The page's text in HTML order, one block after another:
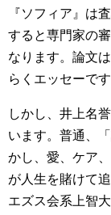
『ソフィア』は
すると専門家の
なります。論文
らくエッセーです
しかし、井上名
います。普通、
かし、愛、ケア
が人生を賭けて
エズス会系上智